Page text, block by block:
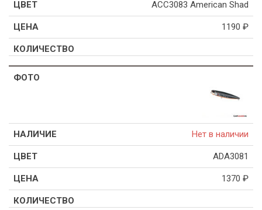
ACC3083 American Shad
1190 ₽
Нет в наличии
ADA3081
1370 ₽